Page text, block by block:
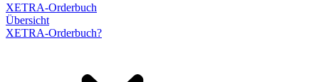
XETRA-Orderbuch
Übersicht
XETRA-Orderbuch?